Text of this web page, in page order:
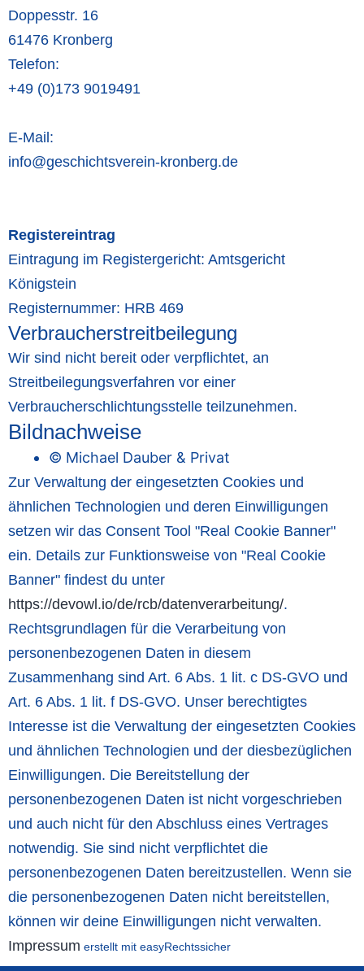
Doppesstr. 16
61476 Kronberg
Telefon:
+49 (0)173 9019491
E-Mail:
info@geschichtsverein-kronberg.de
Registereintrag
Eintragung im Registergericht: Amtsgericht
Königstein
Registernummer: HRB 469
Verbraucherstreitbeilegung
Wir sind nicht bereit oder verpflichtet, an
Streitbeilegungsverfahren vor einer
Verbraucherschlichtungsstelle teilzunehmen.
Bildnachweise
© Michael Dauber & Privat
Zur Verwaltung der eingesetzten Cookies und
ähnlichen Technologien und deren Einwilligungen
setzen wir das Consent Tool "Real Cookie Banner"
ein. Details zur Funktionsweise von "Real Cookie
Banner" findest du unter
https://devowl.io/de/rcb/datenverarbeitung/.
Rechtsgrundlagen für die Verarbeitung von
personenbezogenen Daten in diesem
Zusammenhang sind Art. 6 Abs. 1 lit. c DS-GVO und
Art. 6 Abs. 1 lit. f DS-GVO. Unser berechtigtes
Interesse ist die Verwaltung der eingesetzten Cookies
und ähnlichen Technologien und der diesbezüglichen
Einwilligungen. Die Bereitstellung der
personenbezogenen Daten ist nicht vorgeschrieben
und auch nicht für den Abschluss eines Vertrages
notwendig. Sie sind nicht verpflichtet die
personenbezogenen Daten bereitzustellen. Wenn sie
die personenbezogenen Daten nicht bereitstellen,
können wir deine Einwilligungen nicht verwalten.
Impressum erstellt mit easyRechtssicher